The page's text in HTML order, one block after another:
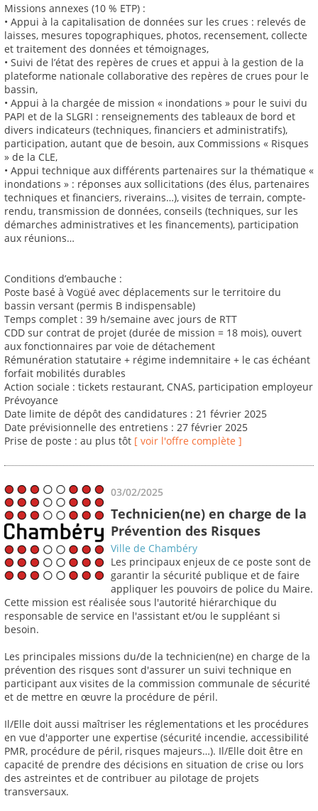
Missions annexes (10 % ETP) :
• Appui à la capitalisation de données sur les crues : relevés de
laisses, mesures topographiques, photos, recensement, collecte
et traitement des données et témoignages,
• Suivi de l’état des repères de crues et appui à la gestion de la
plateforme nationale collaborative des repères de crues pour le
bassin,
• Appui à la chargée de mission « inondations » pour le suivi du
PAPI et de la SLGRI : renseignements des tableaux de bord et
divers indicateurs (techniques, financiers et administratifs),
participation, autant que de besoin, aux Commissions « Risques
» de la CLE,
• Appui technique aux différents partenaires sur la thématique «
inondations » : réponses aux sollicitations (des élus, partenaires
techniques et financiers, riverains…), visites de terrain, compte-
rendu, transmission de données, conseils (techniques, sur les
démarches administratives et les financements), participation
aux réunions…
Conditions d’embauche :
Poste basé à Vogüé avec déplacements sur le territoire du
bassin versant (permis B indispensable)
Temps complet : 39 h/semaine avec jours de RTT
CDD sur contrat de projet (durée de mission = 18 mois), ouvert
aux fonctionnaires par voie de détachement
Rémunération statutaire + régime indemnitaire + le cas échéant
forfait mobilités durables
Action sociale : tickets restaurant, CNAS, participation employeur
Prévoyance
Date limite de dépôt des candidatures : 21 février 2025
Date prévisionnelle des entretiens : 27 février 2025
Prise de poste : au plus tôt [ voir l'offre complète ]
03/02/2025
Technicien(ne) en charge de la
Prévention des Risques
Ville de Chambéry
Les principaux enjeux de ce poste sont de
garantir la sécurité publique et de faire
appliquer les pouvoirs de police du Maire.
Cette mission est réalisée sous l'autorité hiérarchique du
responsable de service en l'assistant et/ou le suppléant si
besoin.
Les principales missions du/de la technicien(ne) en charge de la
prévention des risques sont d'assurer un suivi technique en
participant aux visites de la commission communale de sécurité
et de mettre en œuvre la procédure de péril.
Il/Elle doit aussi maîtriser les réglementations et les procédures
en vue d'apporter une expertise (sécurité incendie, accessibilité
PMR, procédure de péril, risques majeurs…). Il/Elle doit être en
capacité de prendre des décisions en situation de crise ou lors
des astreintes et de contribuer au pilotage de projets
transversaux.